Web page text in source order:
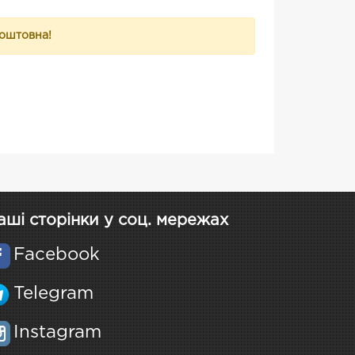
сторінки у соц. мережах
Facebook
Telegram
Instagram